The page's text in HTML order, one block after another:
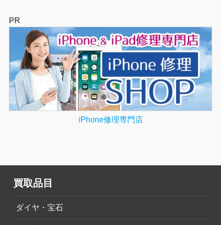
PR
iPhone修理専門店
買取品目
ダイヤ・宝石